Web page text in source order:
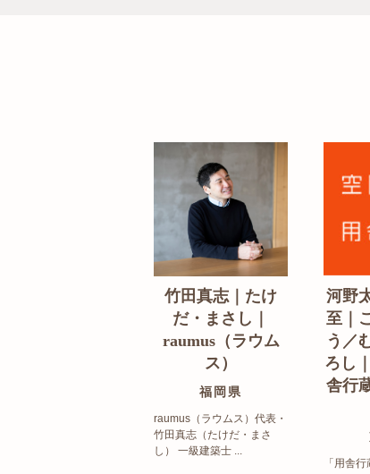
竹田真志｜たけ
だ・まさし｜
raumus（ラウム
ス）
福岡県
raumus（ラウムス）代表・
竹田真志（たけだ・まさ
し） 一級建築士 ...
河野
至｜
う／
ろし
舎行
「用舎